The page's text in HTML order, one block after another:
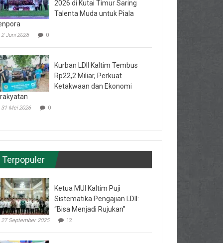
2026 di Kutai Timur Saring
Talenta Muda untuk Piala
2 Juni 2026 0
Kurban LDII Kaltim Tembus
Rp22,2 Miliar, Perkuat
Ketakwaan dan Ekonomi
31 Mei 2026 0
Terpopuler
Ketua MUI Kaltim Puji
Sistematika Pengajian LDII:
“Bisa Menjadi Rujukan”
27 September 2025 12